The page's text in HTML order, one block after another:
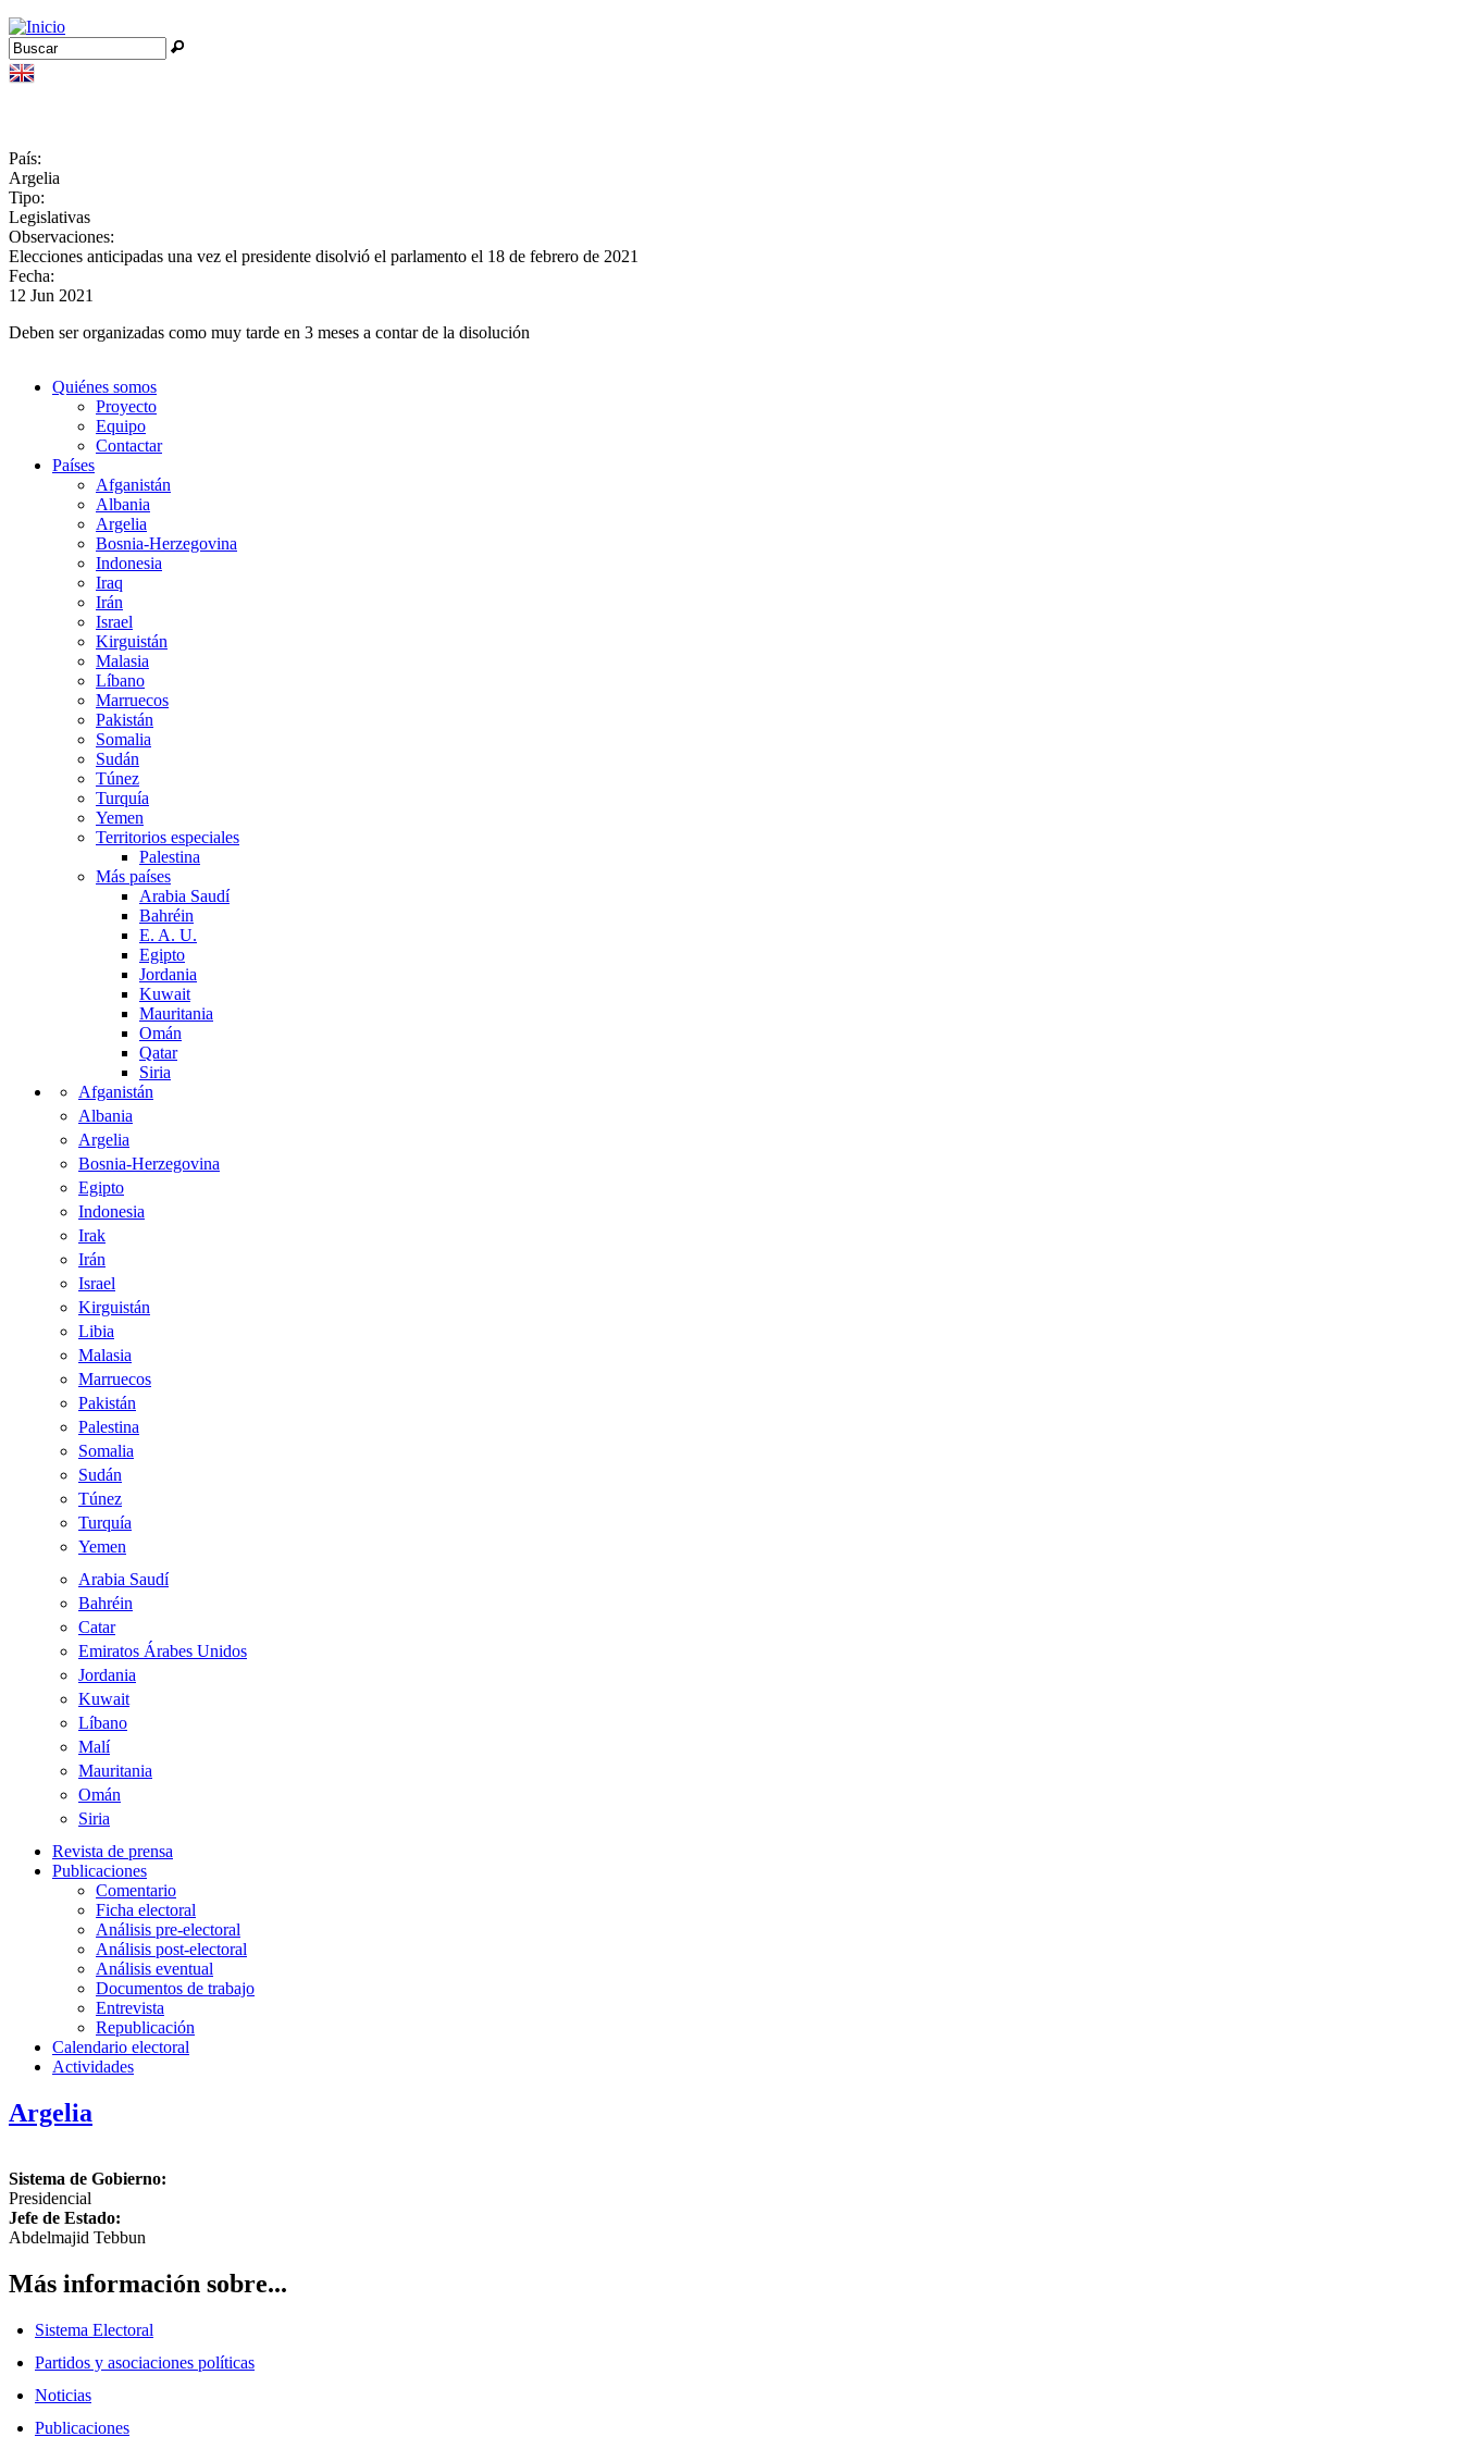
Jump to navigation
Formulario de búsqueda
Buscar
País:
Argelia
Tipo:
Legislativas
Observaciones:
Elecciones anticipadas una vez el presidente disolvió el parlamento el 18 de febrero de 2021
Fecha:
12 Jun 2021
Deben ser organizadas como muy tarde en 3 meses a contar de la disolución
Quiénes somos
Proyecto
Equipo
Contactar
Países
Afganistán
Albania
Argelia
Bosnia-Herzegovina
Indonesia
Iraq
Irán
Israel
Kirguistán
Malasia
Líbano
Marruecos
Pakistán
Somalia
Sudán
Túnez
Turquía
Yemen
Territorios especiales
Palestina
Más países
Arabia Saudí
Bahréin
E. A. U.
Egipto
Jordania
Kuwait
Mauritania
Omán
Qatar
Siria
Afganistán
Albania
Argelia
Bosnia-Herzegovina
Egipto
Indonesia
Irak
Irán
Israel
Kirguistán
Libia
Malasia
Marruecos
Pakistán
Palestina
Somalia
Sudán
Túnez
Turquía
Yemen
Arabia Saudí
Bahréin
Catar
Emiratos Árabes Unidos
Jordania
Kuwait
Líbano
Malí
Mauritania
Omán
Siria
Revista de prensa
Publicaciones
Comentario
Ficha electoral
Análisis pre-electoral
Análisis post-electoral
Análisis eventual
Documentos de trabajo
Entrevista
Republicación
Calendario electoral
Actividades
Argelia
Sistema de Gobierno:
Presidencial
Jefe de Estado:
Abdelmajid Tebbun
Más información sobre...
Sistema Electoral
Partidos y asociaciones políticas
Noticias
Publicaciones